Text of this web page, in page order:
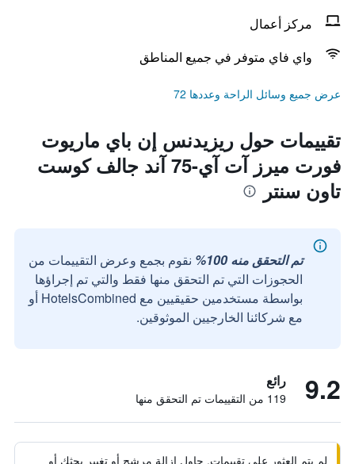
مركز أعمال
واي فاي متوفر في جميع المناطق
عرض جميع وسائل الراحة وعددها 72
تقييمات حول ريزيدنس إن باي ماريوت
فورت ميرز آت آي-75 آند جالف كوست
تاون سنتر
تم التحقق منه 100%
نقوم بجمع وعرض التقييمات من
الحجوزات التي تم التحقق منها فقط والتي تم إجراؤها
بواسطة مستخدمين حقيقيين مع HotelsCombined أو
مع شركائنا الخارجيين الموثوقين.
9.2 رائع
119 من التقييمات تم التحقق منها
لم يتم العثور على تقييمات. حاول إزالة مرشح أو تغيير بحثك أو